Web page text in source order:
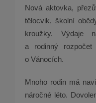
Nová aktovka,
tělocvik, školní
kroužky. Výdaje
a rodinný
o Vánocích.
Mnoho rodin má
náročné léto.